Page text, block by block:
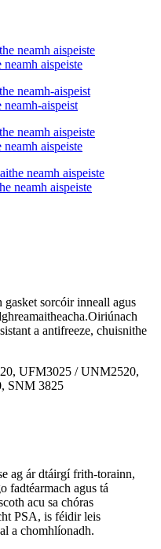
aispeiste
aispeist
aispeiste
neamh aispeiste
sorcóir inneall agus
a antifreeze, chuisnithe
UFM3025 / UNM2520,
SNM 3825
ag ár dtáirgí frith-torainn,
fadtéarmach agus tá
acu sa chóras
PSA, is féidir leis
a chomhlíonadh.